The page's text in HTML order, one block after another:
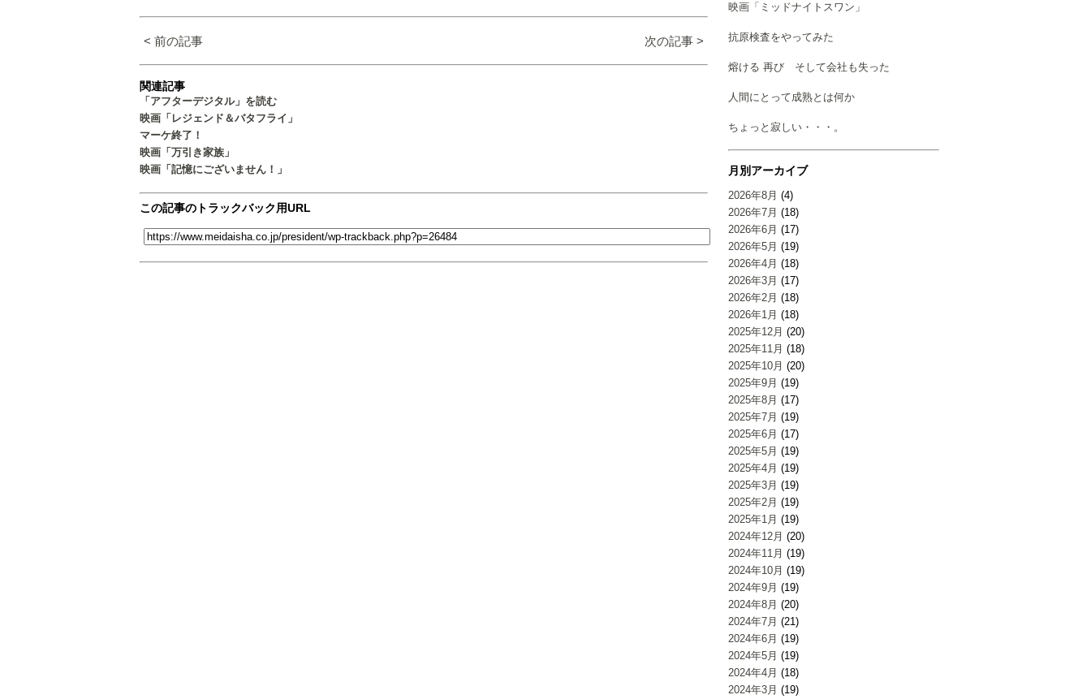
映画「ミッドナイトスワン」
抗原検査をやってみた
熔ける 再び そして会社も失った
人間にとって成熟とは何か
ちょっと寂しい・・・。
月別アーカイブ
2026年8月 (4)
2026年7月 (18)
2026年6月 (17)
2026年5月 (19)
2026年4月 (18)
2026年3月 (17)
2026年2月 (18)
2026年1月 (18)
2025年12月 (20)
2025年11月 (18)
2025年10月 (20)
2025年9月 (19)
2025年8月 (17)
2025年7月 (19)
2025年6月 (17)
2025年5月 (19)
2025年4月 (19)
2025年3月 (19)
2025年2月 (19)
2025年1月 (19)
2024年12月 (20)
2024年11月 (19)
2024年10月 (19)
2024年9月 (19)
2024年8月 (20)
2024年7月 (21)
2024年6月 (19)
2024年5月 (19)
2024年4月 (18)
2024年3月 (19)
< 前の記事 次の記事 >
関連記事
「アフターデジタル」を読む
映画「レジェンド＆バタフライ」
マーケ終了！
映画「万引き家族」
映画「記憶にございません！」
この記事のトラックバック用URL